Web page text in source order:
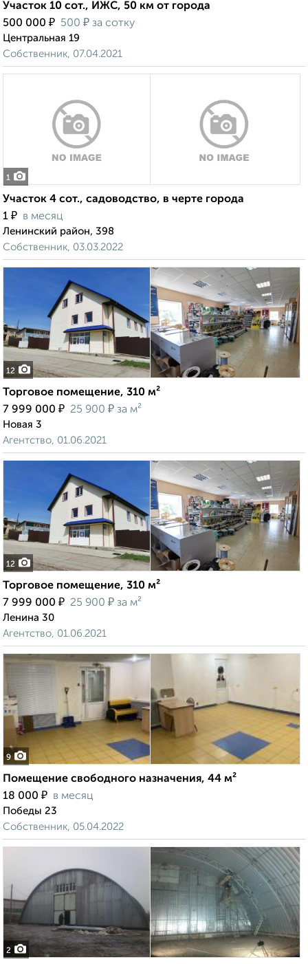
Участок 10 сот., ИЖС, 50 км от города
500 000 ₽ 500 ₽ за сотку
Центральная 19
Собственник, 07.04.2021
1
Участок 4 сот., садоводство, в черте города
1 ₽ в месяц
Ленинский район, 398
Собственник, 03.03.2022
12
Торговое помещение, 310 м²
7 999 000 ₽ 25 900 ₽ за м²
Новая 3
Агентство, 01.06.2021
12
Торговое помещение, 310 м²
7 999 000 ₽ 25 900 ₽ за м²
Ленина 30
Агентство, 01.06.2021
9
Помещение свободного назначения, 44 м²
18 000 ₽ в месяц
Победы 23
Собственник, 05.04.2022
2